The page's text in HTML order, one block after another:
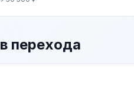
перехода